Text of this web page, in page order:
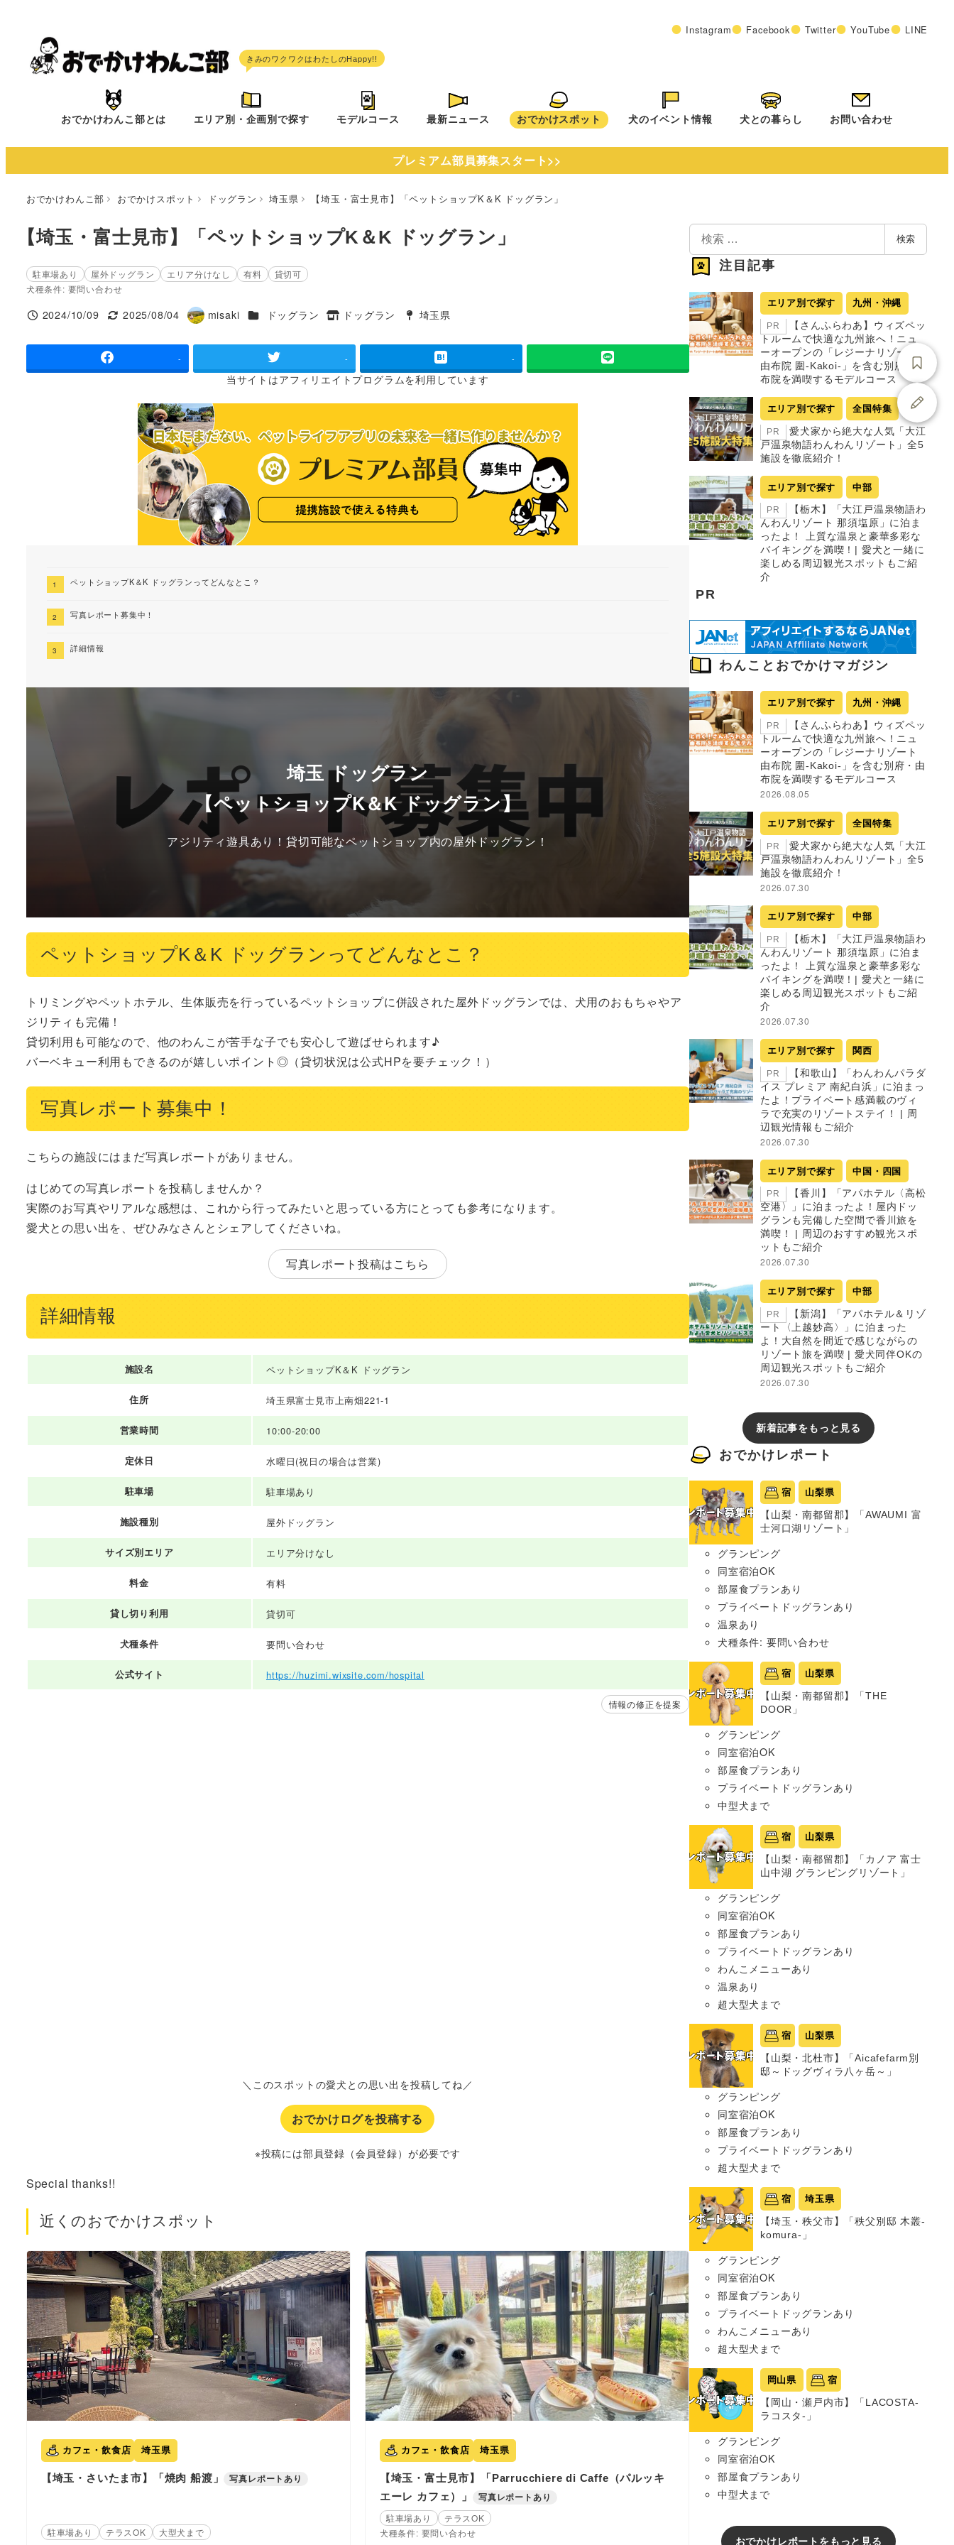
へ
Instagram Facebook Twitter YouTube LINE
おでかけわんこ部とは エリア別・企画別で探す モデルコース 最新ニュース おでかけスポット 犬のイベント情報 犬との暮らし お問い合わせ
プレミアム部員募集スタート>>
おでかけわんこ部 おでかけスポット ドッグラン 埼玉県 【埼玉・富士見市】「ペットショップK＆K ドッグラン」
【埼玉・富士見市】「ペットショップK＆K ドッグラン」
駐車場あり 屋外ドッグラン エリア分けなし 有料
貸切可
犬種条件: 要問い合わせ
投稿日
2024/10/09
更新日
2025/08/04
著
misaki 施設ジャンル
ドッグラン
タグ
ドッグラン
タグ
埼玉県
- - -
当サイトはアフィリエイトプログラムを利用しています
ペットショップK＆K ドッグランってどんなとこ？
写真レポート募集中！
詳細情報
埼玉 ドッグラン
【ペットショップK＆K ドッグラン】
アジリティ遊具あり！貸切可能なペットショップ内の屋外ドッグラン！
ペットショップK＆K ドッグランってどんなとこ？
トリミングやペットホテル、生体販売を行っているペットショップに併設された屋外ドッグランでは、犬用のおもちゃやア
ジリティも完備！
貸切利用も可能なので、他のわんこが苦手な子でも安心して遊ばせられます♪
バーベキュー利用もできるのが嬉しいポイント◎（貸切状況は公式HPを要チェック！）
写真レポート募集中！
こちらの施設にはまだ写真レポートがありません。
はじめての写真レポートを投稿しませんか？
実際のお写真やリアルな感想は、これから行ってみたいと思っている方にとっても参考になります。
愛犬との思い出を、ぜひみなさんとシェアしてくださいね。
写真レポート投稿はこちら
詳細情報
施設名 ペットショップK＆K ドッグラン
住所 埼玉県富士見市上南畑221-1
営業時間 10:00-20:00
定休日 水曜日(祝日の場合は営業)
駐車場 駐車場あり
施設種別 屋外ドッグラン
サイズ別エリア エリア分けなし
料金 有料
貸し切り利用 貸切可
犬種条件 要問い合わせ
公式サイト https://huzimi.wixsite.com/hospital
情報の修正を提案
＼このスポットの愛犬との思い出を投稿してね／
おでかけログを投稿する
※投稿には部員登録（会員登録）が必要です
Special thanks!!
近くのおでかけスポット
カフェ・飲食店 埼玉県
【埼玉・さいたま市】「焼肉 船渡」 写真レポートあり
駐車場あり テラスOK 大型犬まで
カフェ・飲食店 埼玉県
【埼玉・富士見市】「Parrucchiere di Caffe（パルッキ
エーレ カフェ）」
写真レポートあり
駐車場あり
テラスOK
犬種条件: 要問い合わせ
検
索
検索
注目記事
エリア別で探す 九州・沖縄
PR
【さんふらわあ】ウィズペッ
トルームで快適な九州旅へ！ニュ
ーオープンの「レジーナリゾート
由布院 圍-Kakoi-」を含む別府・由
布院を満喫するモデルコース
エリア別で探す 全国特集
PR
愛犬家から絶大な人気「大江
戸温泉物語わんわんリゾート」全5
施設を徹底紹介！
エリア別で探す 中部
PR
【栃木】「大江戸温泉物語わ
んわんリゾート 那須塩原」に泊ま
ったよ！ 上質な温泉と豪華多彩な
バイキングを満喫！| 愛犬と一緒に
楽しめる周辺観光スポットもご紹
介
PR
わんことおでかけマガジン
エリア別で探す 九州・沖縄
PR
【さんふらわあ】ウィズペッ
トルームで快適な九州旅へ！ニュ
ーオープンの「レジーナリゾート
由布院 圍-Kakoi-」を含む別府・由
布院を満喫するモデルコース
2026.08.05
エリア別で探す 全国特集
PR
愛犬家から絶大な人気「大江
戸温泉物語わんわんリゾート」全5
施設を徹底紹介！
2026.07.30
エリア別で探す 中部
PR
【栃木】「大江戸温泉物語わ
んわんリゾート 那須塩原」に泊ま
ったよ！ 上質な温泉と豪華多彩な
バイキングを満喫！| 愛犬と一緒に
楽しめる周辺観光スポットもご紹
介
2026.07.30
エリア別で探す 関西
PR
【和歌山】「わんわんパラダ
イス プレミア 南紀白浜」に泊まっ
たよ！プライベート感満載のヴィ
ラで充実のリゾートステイ！ | 周
辺観光情報もご紹介
2026.07.30
エリア別で探す 中国・四国
PR
【香川】「アパホテル〈高松
空港〉」に泊まったよ！屋内ドッ
グランも完備した空間で香川旅を
満喫！ | 周辺のおすすめ観光スポ
ットもご紹介
2026.07.30
エリア別で探す 中部
PR
【新潟】「アパホテル＆リゾ
ート〈上越妙高〉」に泊まった
よ！大自然を間近で感じながらの
リゾート旅を満喫 | 愛犬同伴OKの
周辺観光スポットもご紹介
2026.07.30
新着記事をもっと見る
おでかけレポート
宿 山梨県
【山梨・南都留郡】「AWAUMI 富
士河口湖リゾート」
グランピング
同室宿泊OK
部屋食プランあり
プライベートドッグランあり
温泉あり
犬種条件: 要問い合わせ
宿 山梨県
【山梨・南都留郡】「THE
DOOR」
グランピング
同室宿泊OK
部屋食プランあり
プライベートドッグランあり
中型犬まで
宿 山梨県
【山梨・南都留郡】「カノア 富士
山中湖 グランピングリゾート」
グランピング
同室宿泊OK
部屋食プランあり
プライベートドッグランあり
わんこメニューあり
温泉あり
超大型犬まで
宿 山梨県
【山梨・北杜市】「Aicafefarm別
邸～ドッグヴィラ八ヶ岳～」
グランピング
同室宿泊OK
部屋食プランあり
プライベートドッグランあり
超大型犬まで
宿 埼玉県
【埼玉・秩父市】「秩父別邸 木叢-
komura-」
グランピング
同室宿泊OK
部屋食プランあり
プライベートドッグランあり
わんこメニューあり
超大型犬まで
岡山県 宿
【岡山・瀬戸内市】「LACOSTA-
ラコスタ-」
グランピング
同室宿泊OK
部屋食プランあり
中型犬まで
おでかけレポートをもっと見る